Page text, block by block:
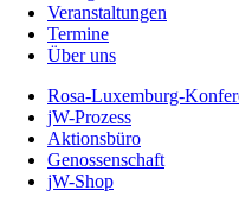
Veranstaltungen
Termine
Über uns
Rosa-Luxemburg-
jW-Prozess
Aktionsbüro
Genossenschaft
jW-Shop